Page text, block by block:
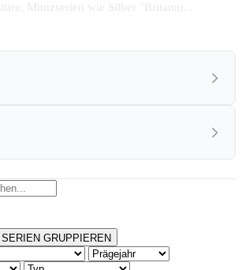
Münzserien wie Silber "Britanni...
SERIEN GRUPPIEREN